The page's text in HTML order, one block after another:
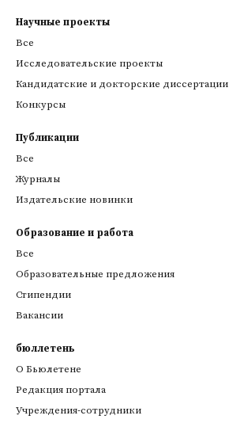
Научные проекты
Все
Исследовательские проекты
Кандидатские и докторские диссертации
Конкурсы
Публикации
Все
Журналы
Издательские новинки
Образование и работа
Все
Образовательные предложения
Стипендии
Вакансии
бюллетень
О Бьюлетене
Редакция портала
Учреждения-сотрудники